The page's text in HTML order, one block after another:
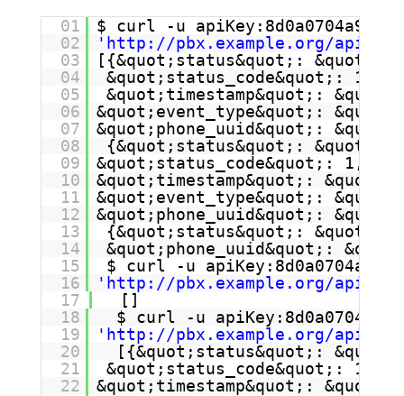
01
$ curl -u
02
' http://pbx.example.org/apis/
03
[{&quot;status&quot;: &quot;In
04
&quot;status_code&quot;: 1,
05
&quot;timestamp&quot;:
06
&quot;event_type&quot;:
07
&quot;phone_uuid&quot;:
08
{&quot;status&quot;: &quot;In
09
&quot;status_code&quot;: 1,
10
&quot;timestamp&quot;:
11
&quot;event_type&quot;:
12
&quot;phone_uuid&quot;:
13
{&quot;status&quot;:
14
&quot;phone_uuid&quot;:
15
$ curl -u
16
' http://pbx.example.org/apis/
17
[]
18
$ curl -u
19
' http://pbx.example.org/apis/
20
[{&quot;status&quot;:
21
&quot;status_code&quot;: 1,
22
&quot;timestamp&quot;: